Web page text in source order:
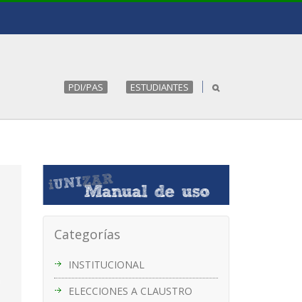
PDI/PAS ESTUDIANTES
Categorías
INSTITUCIONAL
ELECCIONES A CLAUSTRO